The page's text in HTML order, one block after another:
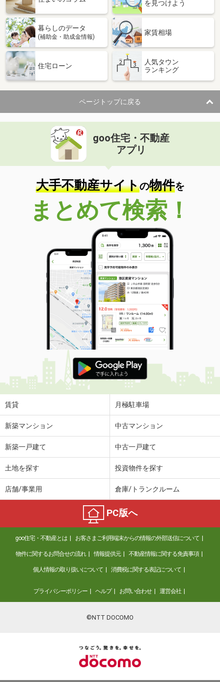
を見つけよう
暮らしのデータ
(補助金・助成金情報)
家賃相場
住宅ローン
人気タウン
ランキング
ページトップに戻る
goo住宅・不動産
アプリ
大手不動産サイトの物件を
まとめて検索！
賃貸 月極駐車場
新築マンション 中古マンション
新築一戸建て 中古一戸建て
土地を探す 投資物件を探す
店舗/事業用 倉庫/トランクルーム
PC版へ
goo住宅・不動産とは お客さまご利用端末からの情報の外部送信について
物件に関するお問合せの流れ 情報提供元 不動産情報に関する免責事項
個人情報の取り扱いについて 消費税に関する表記について
プライバシーポリシー ヘルプ お問い合わせ 運営会社
©NTT DOCOMO